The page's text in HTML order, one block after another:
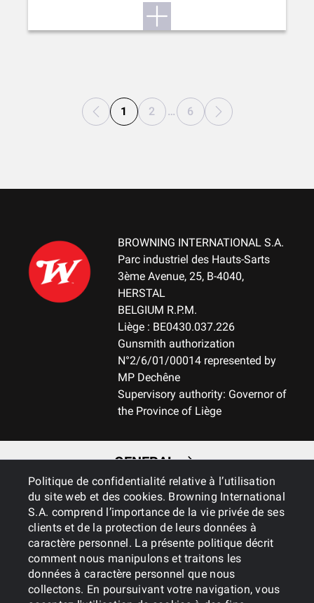
Politique de confidentialité relative à l’utilisation
du site web et des cookies. Browning International
S.A. comprend l’importance de la vie privée de ses
clients et de la protection de leurs données à
caractère personnel. La présente politique décrit
comment nous manipulons et traitons les
données à caractère personnel que nous
collectons. En poursuivant votre navigation, vous
1 2 … 6
BROWNING INTERNATIONAL S.A.
Parc industriel des Hauts-Sarts
3ème Avenue, 25, B-4040,
HERSTAL
BELGIUM R.P.M.
Liège : BE0430.037.226
Gunsmith authorization
N°2/6/01/00014 represented by
MP Dechêne
Supervisory authority: Governor of
the Province of Liège
GENERAL
SERVICES